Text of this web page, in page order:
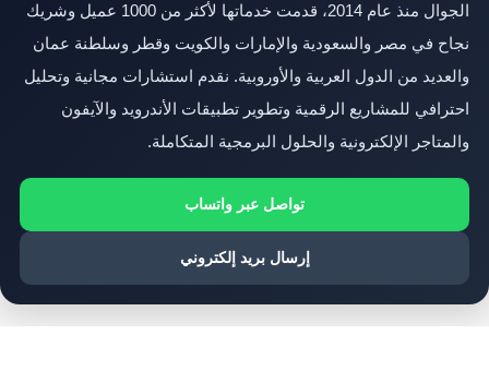
الجوال منذ عام 2014، قدمت خدماتها لأكثر من 1000 عميل وشريك
نجاح في مصر والسعودية والإمارات والكويت وقطر وسلطنة عمان
والعديد من الدول العربية والأوروبية. نقدم استشارات مجانية وتحليل
احترافي للمشاريع الرقمية وتطوير تطبيقات الأندرويد والآيفون
والمتاجر الإلكترونية والحلول البرمجية المتكاملة.
تواصل عبر واتساب
إرسال بريد إلكتروني